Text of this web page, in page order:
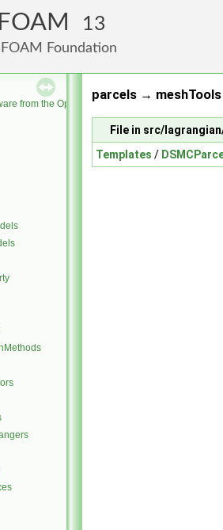
13
Foundation
from the OpenFOAM Foundation
parcels → meshTools
File in src/
Templates /